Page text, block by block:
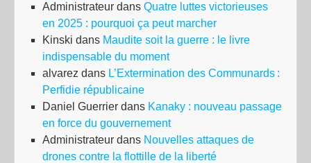
Administrateur dans Quatre luttes victorieuses
en 2025 : pourquoi ça peut marcher
Kinski dans Maudite soit la guerre : le livre
indispensable du moment
alvarez dans L’Extermination des Communards :
Perfidie républicaine
Daniel Guerrier dans Kanaky : nouveau passage
en force du gouvernement
Administrateur dans Nouvelles attaques de
drones contre la flottille de la liberté